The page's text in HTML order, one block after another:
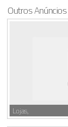
Outros Anúncios
Lojas,